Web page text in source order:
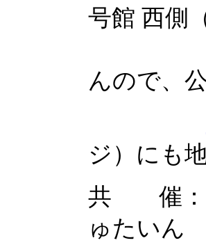
号館 西側
※ 大学
んので、
ジ）にも
共 催：
ゅたいん